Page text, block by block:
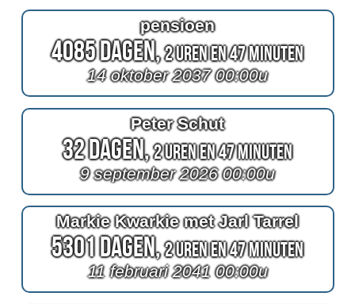
pensioen
4085 Dagen,2 Uren en 47 Minuten
14 oktober 2037 00:00u
Peter Schut
32 Dagen,2 Uren en 47 Minuten
9 september 2026 00:00u
Markie Kwarkie met Jarl Tarrel
5301 Dagen,2 Uren en 47 Minuten
11 februari 2041 00:00u